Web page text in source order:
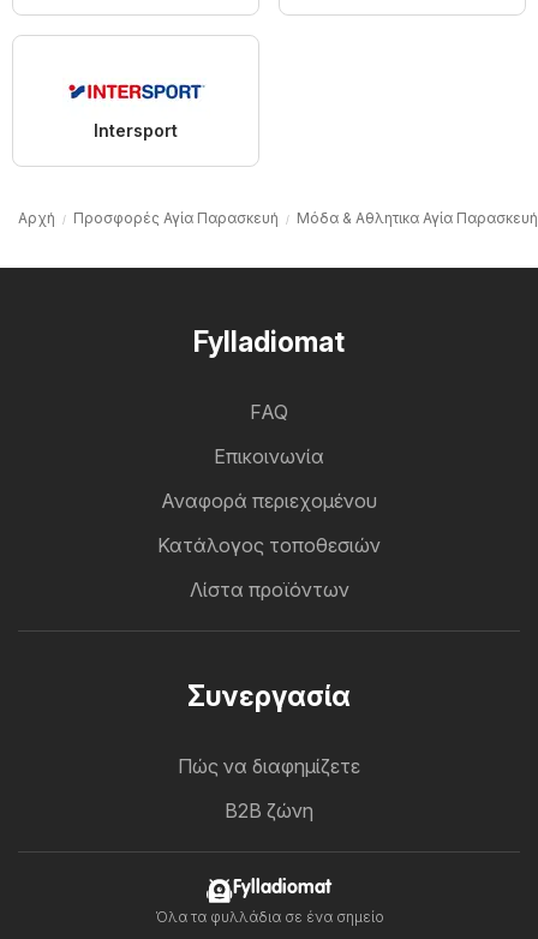
Intersport
Αρχή Προσφορές Αγία Παρασκευή Μόδα & Aθλητικα Αγία Παρασκευή
Fylladiomat
FAQ
Επικοινωνία
Αναφορά περιεχομένου
Κατάλογος τοποθεσιών
Λίστα προϊόντων
Συνεργασία
Πώς να διαφημίζετε
B2B ζώνη
Fylladiomat
Όλα τα φυλλάδια σε ένα σημείο